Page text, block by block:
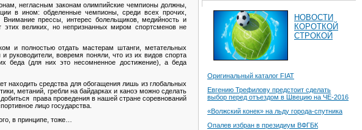
негласным законам олимпийские чемпионы должны,
в ином: обделенные чемпионы, среди всех прочих,
прессы, интерес болельщиков, медийность и
этих великих, но непризнанных миром спортсменов не
и полностью отдать мастерам штанги, метательных
руководители, вовремя поняли, что из их видов спорта
беда (для них это несомненное достижение), а беда
средства для обогащения лишь из глобальных
метаний, гребли на байдарках и каноэ можно сделать
права проведения в нашей стране соревнований
лицо государства.
в принципе, тоже…
НОВОСТИ
КОРОТКОЙ
СТРОКОЙ
Оригинальный каталог FIAT
Евгению Трефилову предстоит сделать
выбор перед отъездом в Швецию на ЧЕ-2016
«Волжский конек» на льду города-спутника
Опалев избран в президиум ВФГБК